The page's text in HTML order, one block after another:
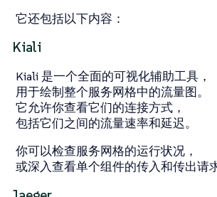
它还包括以下内容：
Kiali
Kiali 是一个全面的可视化辅助工具，
用于绘制整个服务网格中的流量图。
它允许你查看它们的连接方式，
包括它们之间的流量速率和延迟。
你可以检查服务网格的运行状况，
或深入查看单个组件的传入和传出请求